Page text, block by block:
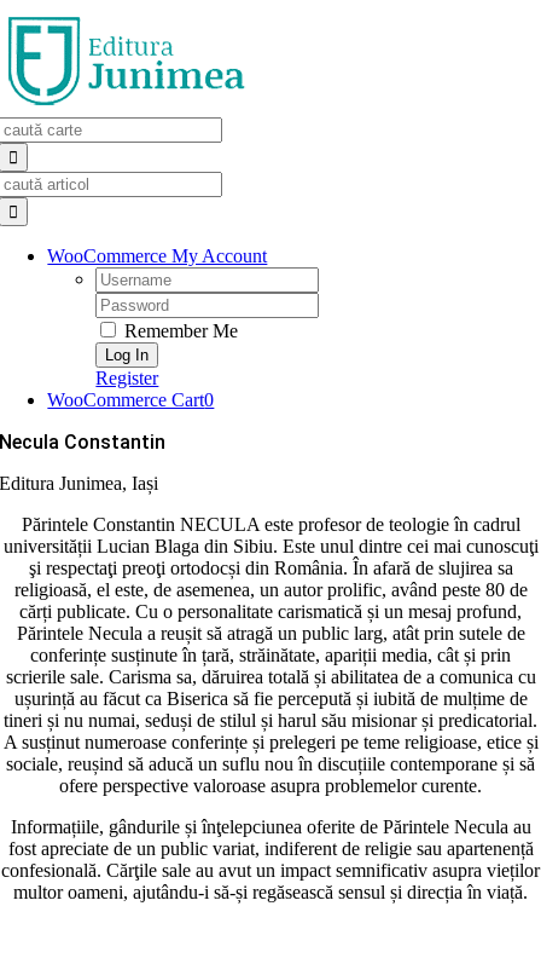
Skip
to
content
WooCommerce My Account
Username:
Password:
Remember Me
Register
WooCommerce Cart0
Necula Constantin
Editura Junimea, Iași
Părintele Constantin NECULA este profesor de teologie în cadrul
universității Lucian Blaga din Sibiu. Este unul dintre cei mai cunoscuţi
şi respectaţi preoţi ortodocși din România. În afară de slujirea sa
religioasă, el este, de asemenea, un autor prolific, având peste 80 de
cărți publicate. Cu o personalitate carismatică și un mesaj profund,
Părintele Necula a reușit să atragă un public larg, atât prin sutele de
conferințe susținute în țară, străinătate, apariții media, cât și prin
scrierile sale. Carisma sa, dăruirea totală și abilitatea de a comunica cu
ușurință au făcut ca Biserica să fie percepută și iubită de mulțime de
tineri și nu numai, seduși de stilul și harul său misionar și predicatorial.
A susținut numeroase conferințe și prelegeri pe teme religioase, etice și
sociale, reușind să aducă un suflu nou în discuțiile contemporane și să
ofere perspective valoroase asupra problemelor curente.
Informațiile, gândurile și înţelepciunea oferite de Părintele Necula au
fost apreciate de un public variat, indiferent de religie sau apartenență
confesională. Cărţile sale au avut un impact semnificativ asupra vieților
multor oameni, ajutându-i să-și regăsească sensul și direcția în viață.